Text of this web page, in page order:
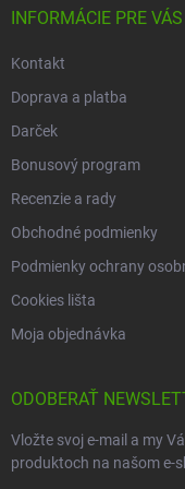
INFORMÁCIE PRE VÁS
Kontakt
Doprava a platba
Darček
Bonusový program
Recenzie a rady
Obchodné podmienky
Podmienky ochrany
Cookies lišta
Moja objednávka
ODOBERAŤ
Vložte svoj e-mail a my
produktoch na našom e-